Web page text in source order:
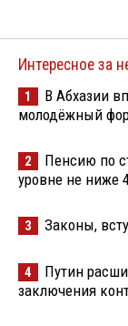
Интересное за
1
В Абхазии
молодёжный
2
Пенсию по
уровне не ниже
3 Законы,
4
Путин
заключения